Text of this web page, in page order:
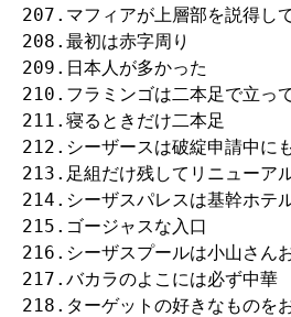
207.マフィアが上層部を説得し
208.最初は赤字周り
209.日本人が多かった
210.フラミンゴは二本足で立っ
211.寝るときだけ二本足
212.シーザースは破綻申請中に
213.足組だけ残してリニューア
214.シーザスパレスは基幹ホテ
215.ゴージャスな入口
216.シーザスプールは小山さん
217.バカラのよこには必ず中華
218.ターゲットの好きなものを